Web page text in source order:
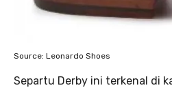
Source: Leonardo Shoes
Separtu Derby ini terkenal di